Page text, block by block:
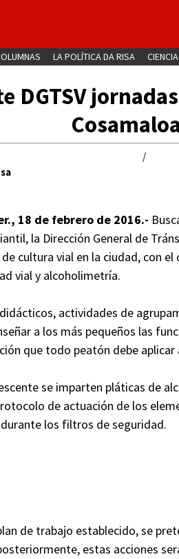
LA POLÍTICA DA RISA CIENCIA
DGTSV
/
18 de febrero de 2016.-
la Dirección General de
cultura vial en la ciudad, con
vial y alcoholimetría.
actividades de
a los más pequeños las
que todo peatón debe aplicar
se imparten pláticas de
de actuación de los
los filtros de seguridad.
de trabajo establecido, se
estas acciones